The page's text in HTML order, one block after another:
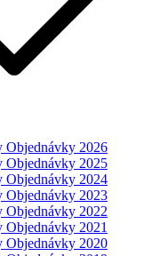
Objednávky 2026
Objednávky 2025
Objednávky 2024
Objednávky 2023
Objednávky 2022
2021
Objednávky 2020